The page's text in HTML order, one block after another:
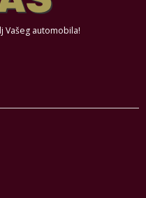
Vašeg automobila!